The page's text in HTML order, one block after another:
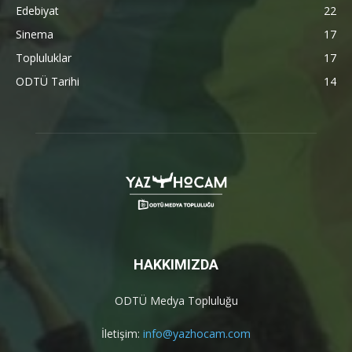
Edebiyat
22
Sinema
17
Topluluklar
17
ODTÜ Tarihi
14
HAKKIMIZDA
ODTÜ Medya Topluluğu
İletişim: info@yazhocam.com